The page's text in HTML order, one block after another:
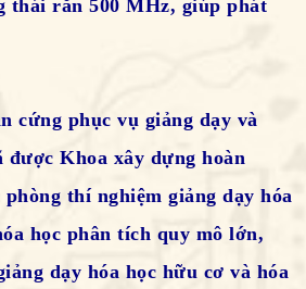
thái rắn 500 MHz, giúp phát
cứng phục vụ giảng dạy và
được Khoa xây dựng hoàn
thí nghiệm giảng dạy hóa
học phân tích quy mô lớn,
dạy hóa học hữu cơ và hóa